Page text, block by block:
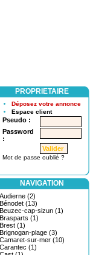
PROPRIETAIRE
Déposez votre annonce
Espace client
Pseudo :
Password
:
Mot de passe oublié ?
NAVIGATION
Audierne (2)
Bénodet (13)
Beuzec-cap-sizun (1)
Brasparts (1)
Brest (1)
Brignogan-plage (3)
Camaret-sur-mer (10)
Carantec (1)